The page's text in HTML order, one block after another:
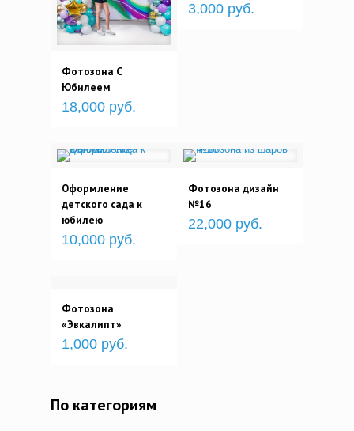
Фотозона С
Юбилеем
18,000 руб.
3,000 руб.
Оформление
детского сада к
юбилею
10,000 руб.
Фотозона дизайн
№16
22,000 руб.
Фотозона
«Эвкалипт»
1,000 руб.
По категориям